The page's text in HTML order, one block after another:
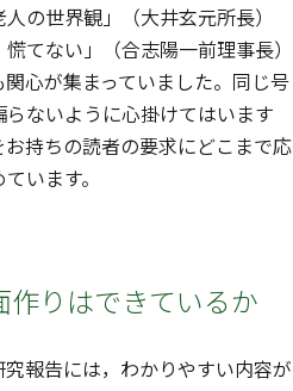
の世界観」（大井玄元所長）
てない」（合志陽一前理事長）
心が集まっていました。同じ号
ないように心掛けてはいます
持ちの読者の要求にどこまで応
います。
りはできているか
報告には，わかりやすい内容が